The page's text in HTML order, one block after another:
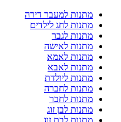
מתנות למעבר דירה
מתנות לחג לילדים
מתנות לגבר
מתנות לאישה
מתנות לאמא
מתנות לאבא
מתנות ליולדת
מתנות לחברה
מתנות לחבר
מתנות לבן זוג
מתנות לבת זוג